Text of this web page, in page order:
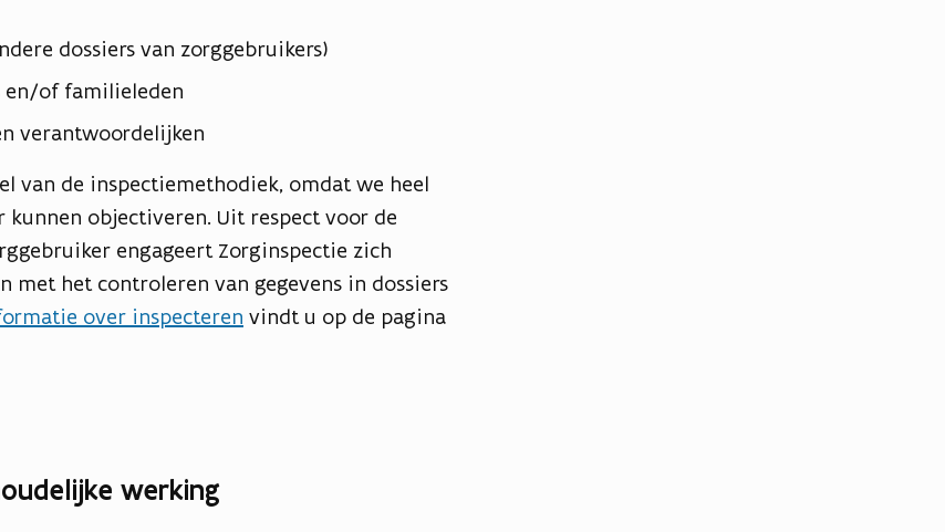
dossiers van zorggebruikers)
en/of familieleden
verantwoordelijken
van de inspectiemethodiek, omdat we heel
objectiveren. Uit respect voor de
engageert Zorginspectie zich
het controleren van gegevens in dossiers
over inspecteren vindt u op de pagina
werking